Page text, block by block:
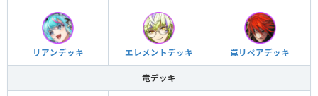
リアンデッキ エレメントデッキ 罠リペアデッキ
竜デッキ